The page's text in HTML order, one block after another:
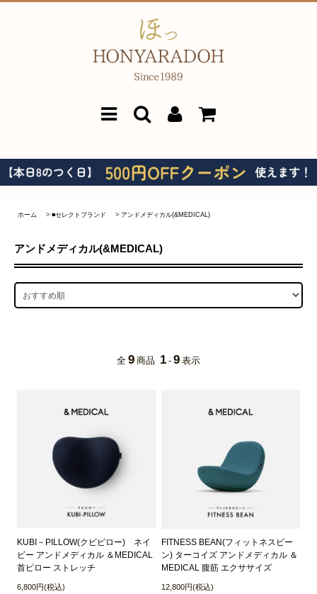
ホーム > ■セレクトブランド > アンドメディカル(&MEDICAL)
アンドメディカル(&MEDICAL)
全 9 商品 1 - 9 表示
KUBI－PILLOW(クビピロー) ネイ
ビー アンドメディカル ＆MEDICAL
首ピロー ストレッチ
6,800円(税込)
FITNESS BEAN(フィットネスビー
ン) ターコイズ アンドメディカル ＆
MEDICAL 腹筋 エクササイズ
12,800円(税込)